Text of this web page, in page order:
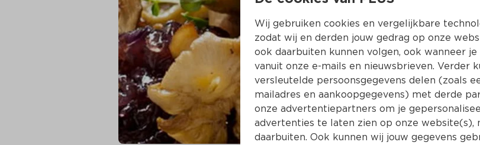
Wij gebruiken cookies en vergelijkbare
zodat wij en derden jouw gedrag op onze
ook daarbuiten kunnen volgen, ook wanneer
vanuit onze e-mails en nieuwsbrieven. Verder
versleutelde persoonsgegevens delen (zoals
mailadres en aankoopgegevens) met derde
onze advertentiepartners om je
advertenties te laten zien op onze website(s),
daarbuiten. Ook kunnen wij jouw gegevens